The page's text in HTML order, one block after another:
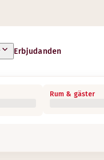
Erbjudanden
Rum & gäster